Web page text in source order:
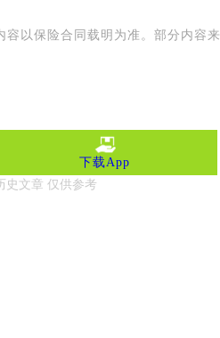
以保险合同载明为准。部分内容来
下载App